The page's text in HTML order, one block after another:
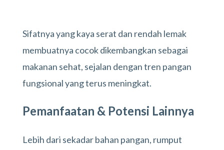
Sifatnya yang kaya serat dan rendah lemak
membuatnya cocok dikembangkan sebagai
makanan sehat, sejalan dengan tren pangan
fungsional yang terus meningkat.
Pemanfaatan & Potensi Lainnya
Lebih dari sekadar bahan pangan, rumput